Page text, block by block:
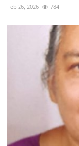
Feb 26, 2026 784